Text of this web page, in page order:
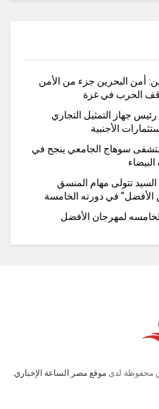
أمن البحرين جزء من الأمن
الحرب في غزة
جهاز التمثيل التجاري
الأجنبية
سوهاج الجامعي ينجح في
السيد تتولى مهام المنسق
الأفضل” في دورته الخامسة
لمهرجان الأفضل
محفوظة لدى موقع مصر الساعة الإخباري.